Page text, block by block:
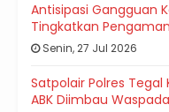
Antisipasi Gangguan
Tingkatkan
Senin, 27 Jul 2026
Satpolair Polres
ABK Diimbau